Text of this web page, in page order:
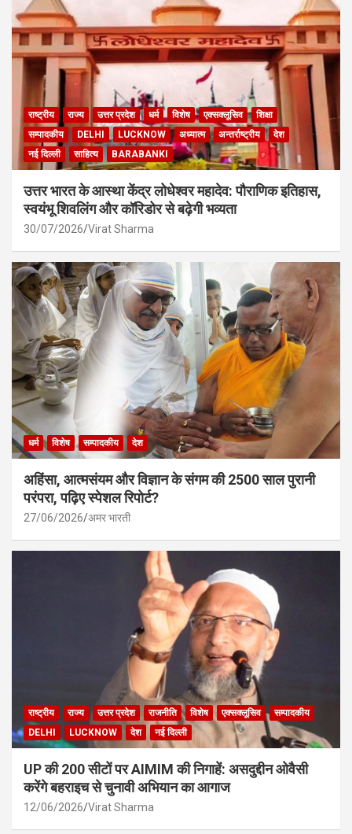
राष्ट्रीय राज्य उत्तर प्रदेश धर्म विशेष एक्सक्लूसिव
शिक्षा
सम्पादकीय
DELHI LUCKNOW अध्यात्म अन्तर्राष्ट्रीय
देश
नई दिल्ली
साहित्य BARABANKI
उत्तर भारत के आस्था केंद्र लोधेश्वर महादेव: पौराणिक इतिहास,
स्वयंभू शिवलिंग और कॉरिडोर से बढ़ेगी भव्यता
30/07/2026 Virat Sharma
धर्म विशेष सम्पादकीय देश
अहिंसा, आत्मसंयम और विज्ञान के संगम की 2500 साल पुरानी
परंपरा, पढ़िए स्पेशल रिपोर्ट?
27/06/2026 अमर भारती
राष्ट्रीय राज्य उत्तर प्रदेश राजनीति विशेष एक्सक्लूसिव
सम्पादकीय
DELHI
LUCKNOW देश नई दिल्ली
UP की 200 सीटों पर AIMIM की निगाहें: असदुद्दीन ओवैसी
करेंगे बहराइच से चुनावी अभियान का आगाज
12/06/2026 Virat Sharma